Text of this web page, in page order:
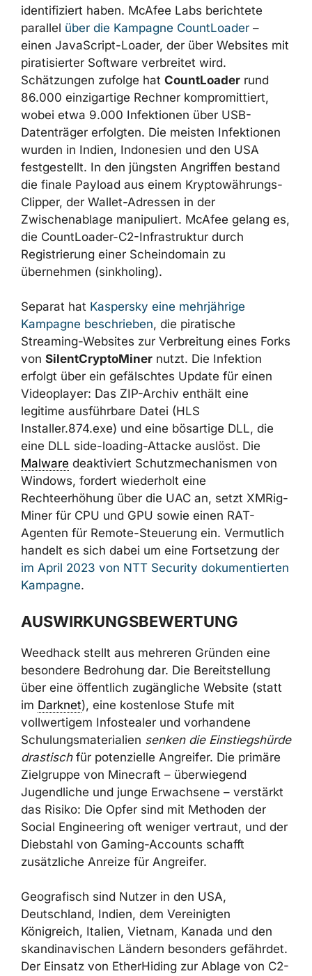
Weedhack ist nicht die einzige umfangreiche
Kampagne, die Forscher in diesem Zeitraum
identifiziert haben. McAfee Labs berichtete
parallelüber die Kampagne CountLoader
einen JavaScript-Loader, der über Websites
mit piratisierter Software verbreitet wird.
Schätzungen zufolge hatCountLoaderrund
86.000 einzigartige Rechner kompromittiert,
wobei etwa 9.000 Infektionen über USB-
Datenträger erfolgten. Die meisten Infektionen
wurden in Indien, Indonesien und den USA
festgestellt. In den jüngsten Angriffen bestand
die finale Payload aus einem
Kryptowährungs-Clipper, der Wallet-Adressen
in der Zwischenablage manipuliert. McAfee
gelang es, die CountLoader-C2-Infrastruktur
übernehmen (sinkholing).
Separat hatKaspersky eine mehrjährige
Kampagne beschrieben , die piratische
Streaming-Websites zur Verbreitung eines
Forks vonSilentCryptoMinernutzt. Die
Infektion erfolgt über ein gefälschtes Update
für einen Videoplayer: Das ZIP-Archiv enthält
eine legitime ausführbare Datei (HLS
Installer.874.exe) und eine bösartige DLL, die
eine DLL side-loading-Attacke auslöst. Die
Malwaredeaktiviert Schutzmechanismen von
Windows, fordert wiederholt eine
Rechteerhöhung über die UAC an, setzt
XMRig-Miner für CPU und GPU sowie einen
RAT-Agenten für Remote-Steuerung ein.
Vermutlich handelt es sich dabei um eine
Security dokumentierten Kampagne.
AUSWIRKUNGSBEWERTUNG
Weedhack stellt aus mehreren Gründen eine
besondere Bedrohung dar. Die Bereitstellung
über eine öffentlich zugängliche Website
(statt imDarknet), eine kostenlose Stufe mit
vollwertigem Infostealer und vorhandene
Schulungsmaterialiensenken die
Einstiegshürde drastischfür potenzielle
Angreifer. Die primäre Zielgruppe von
Minecraft – überwiegend Jugendliche und
junge Erwachsene – verstärkt das Risiko: Die
Opfer sind mit Methoden der Social
Diebstahl von Gaming-Accounts schafft
zusätzliche Anreize für Angreifer.
Geografisch sind Nutzer in den USA,
Deutschland, Indien, dem Vereinigten